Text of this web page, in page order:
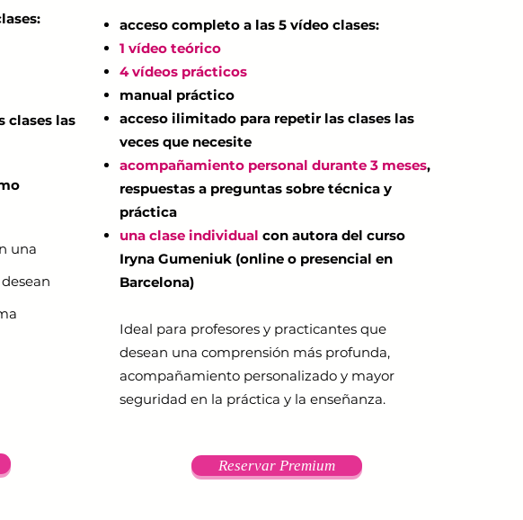
clases las
una
acceso completo a las 5 vídeo clases:
1 vídeo teórico
4 vídeos prácticos
manual práctico
acceso ilimitado para repetir las clases las
veces que necesite
acompañamiento personal durante 3 meses,
respuestas a preguntas sobre técnica y
práctica
una clase individualcon autora del curso
Iryna Gumeniuk (online o presencial en
Barcelona)
Ideal para profesores y practicantes que
desean una comprensión más profunda,
acompañamiento personalizado y mayor
seguridad en la práctica y la enseñanza.
Reservar Premium